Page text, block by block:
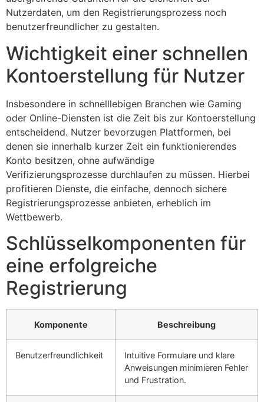
Nutzerdaten, um den Registrierungsprozess noch
benutzerfreundlicher zu gestalten.
Wichtigkeit einer schnellen
Kontoerstellung für Nutzer
Insbesondere in schnelllebigen Branchen wie Gaming
oder Online-Diensten ist die Zeit bis zur Kontoerstellung
entscheidend. Nutzer bevorzugen Plattformen, bei
denen sie innerhalb kurzer Zeit ein funktionierendes
Konto besitzen, ohne aufwändige
Verifizierungsprozesse durchlaufen zu müssen. Hierbei
profitieren Dienste, die einfache, dennoch sichere
Registrierungsprozesse anbieten, erheblich im
Wettbewerb.
Schlüsselkomponenten für
eine erfolgreiche
Registrierung
Komponente Beschreibung
Benutzerfreundlichkeit
Intuitive Formulare und klare
Anweisungen minimieren Fehler
und Frustration.